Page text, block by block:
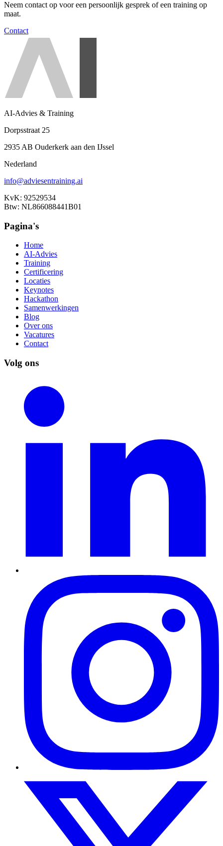
Neem contact op voor een persoonlijk gesprek of een training op
maat.
Contact
AI-Advies & Training
Dorpsstraat 25
2935 AB Ouderkerk aan den IJssel
Nederland
info@adviesentraining.ai
KvK: 92529534
Btw: NL866088441B01
Pagina's
Home
AI-Advies
Training
Certificering
Locaties
Keynotes
Hackathon
Samenwerkingen
Blog
Over ons
Vacatures
Contact
Volg ons